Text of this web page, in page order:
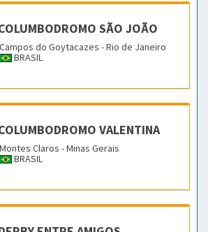
SÃO JOÃO
Campos do Goytacazes - Rio de Janeiro
BRASIL
VALENTINA
Montes Claros - Minas Gerais
BRASIL